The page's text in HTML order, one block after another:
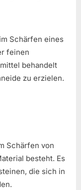
Schärfen eines
feinen
behandelt
zu erzielen.
Schärfen von
besteht. Es
die sich in